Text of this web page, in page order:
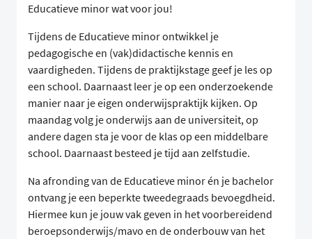
Educatieve minor wat voor jou!
Tijdens de Educatieve minor ontwikkel je
pedagogische en (vak)didactische kennis en
vaardigheden. Tijdens de praktijkstage geef je les op
een school. Daarnaast leer je op een onderzoekende
manier naar je eigen onderwijspraktijk kijken. Op
maandag volg je onderwijs aan de universiteit, op
andere dagen sta je voor de klas op een middelbare
school. Daarnaast besteed je tijd aan zelfstudie.
Na afronding van de Educatieve minor én je bachelor
ontvang je een beperkte tweedegraads bevoegdheid.
Hiermee kun je jouw vak geven in het voorbereidend
beroepsonderwijs/mavo en de onderbouw van het